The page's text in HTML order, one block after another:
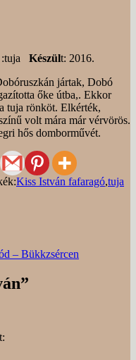
:tuja Készült: 2016.
jártak, Dobó
őke útba,. Ekkor
tuja rönköt. Elkérték,
volt mára már vérvörös.
hős domborművét.
Kiss István fafaragó,tuja
– Bükkzsércen